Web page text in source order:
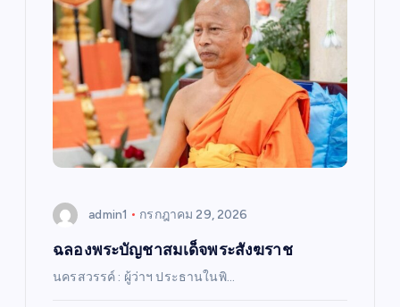
admin1 กรกฎาคม 29, 2026
ฉลองพระบัญชาสมเด็จพระสังฆราช
นครสวรรค์ : ผู้ว่าฯ ประธานในพิ…